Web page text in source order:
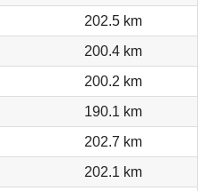
202.5 km
200.4 km
200.2 km
190.1 km
202.7 km
202.1 km